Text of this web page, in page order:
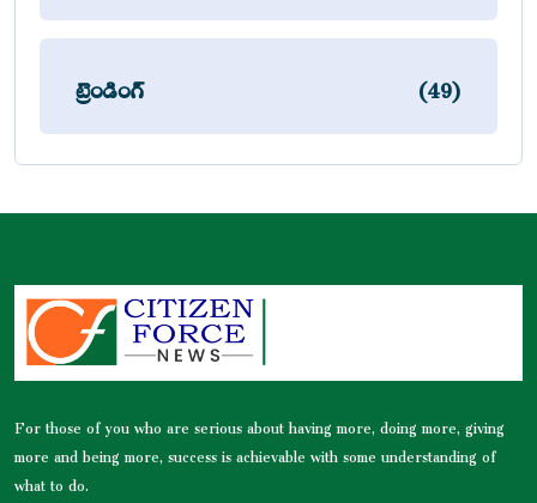
ట్రెండింగ్ (49)
For those of you who are serious about having more, doing more, giving
more and being more, success is achievable with some understanding of
what to do.